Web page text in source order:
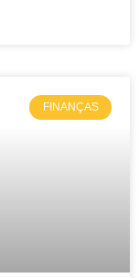
FINANÇAS